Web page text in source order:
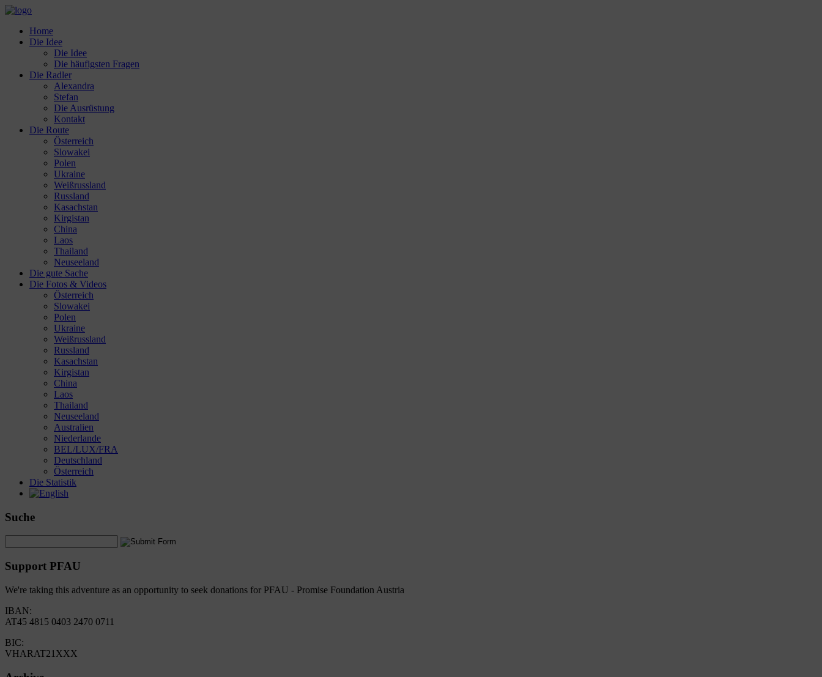
Home
Die Idee
Die Idee
Die häufigsten Fragen
Die Radler
Alexandra
Stefan
Die Ausrüstung
Kontakt
Die Route
Österreich
Slowakei
Polen
Ukraine
Weißrussland
Russland
Kasachstan
Kirgistan
China
Laos
Thailand
Neuseeland
Die gute Sache
Die Fotos & Videos
Österreich
Slowakei
Polen
Ukraine
Weißrussland
Russland
Kasachstan
Kirgistan
China
Laos
Thailand
Neuseeland
Australien
Niederlande
BEL/LUX/FRA
Deutschland
Österreich
Die Statistik
Suche
Support PFAU
We're taking this adventure as an opportunity to seek donations for PFAU - Promise Foundation Austria
IBAN:
AT45 4815 0403 2470 0711
BIC:
VHARAT21XXX